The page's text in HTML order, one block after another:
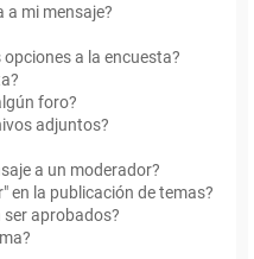
a mi mensaje?
a la encuesta?
foro?
adjuntos?
a un moderador?
en la publicación de temas?
ser aprobados?